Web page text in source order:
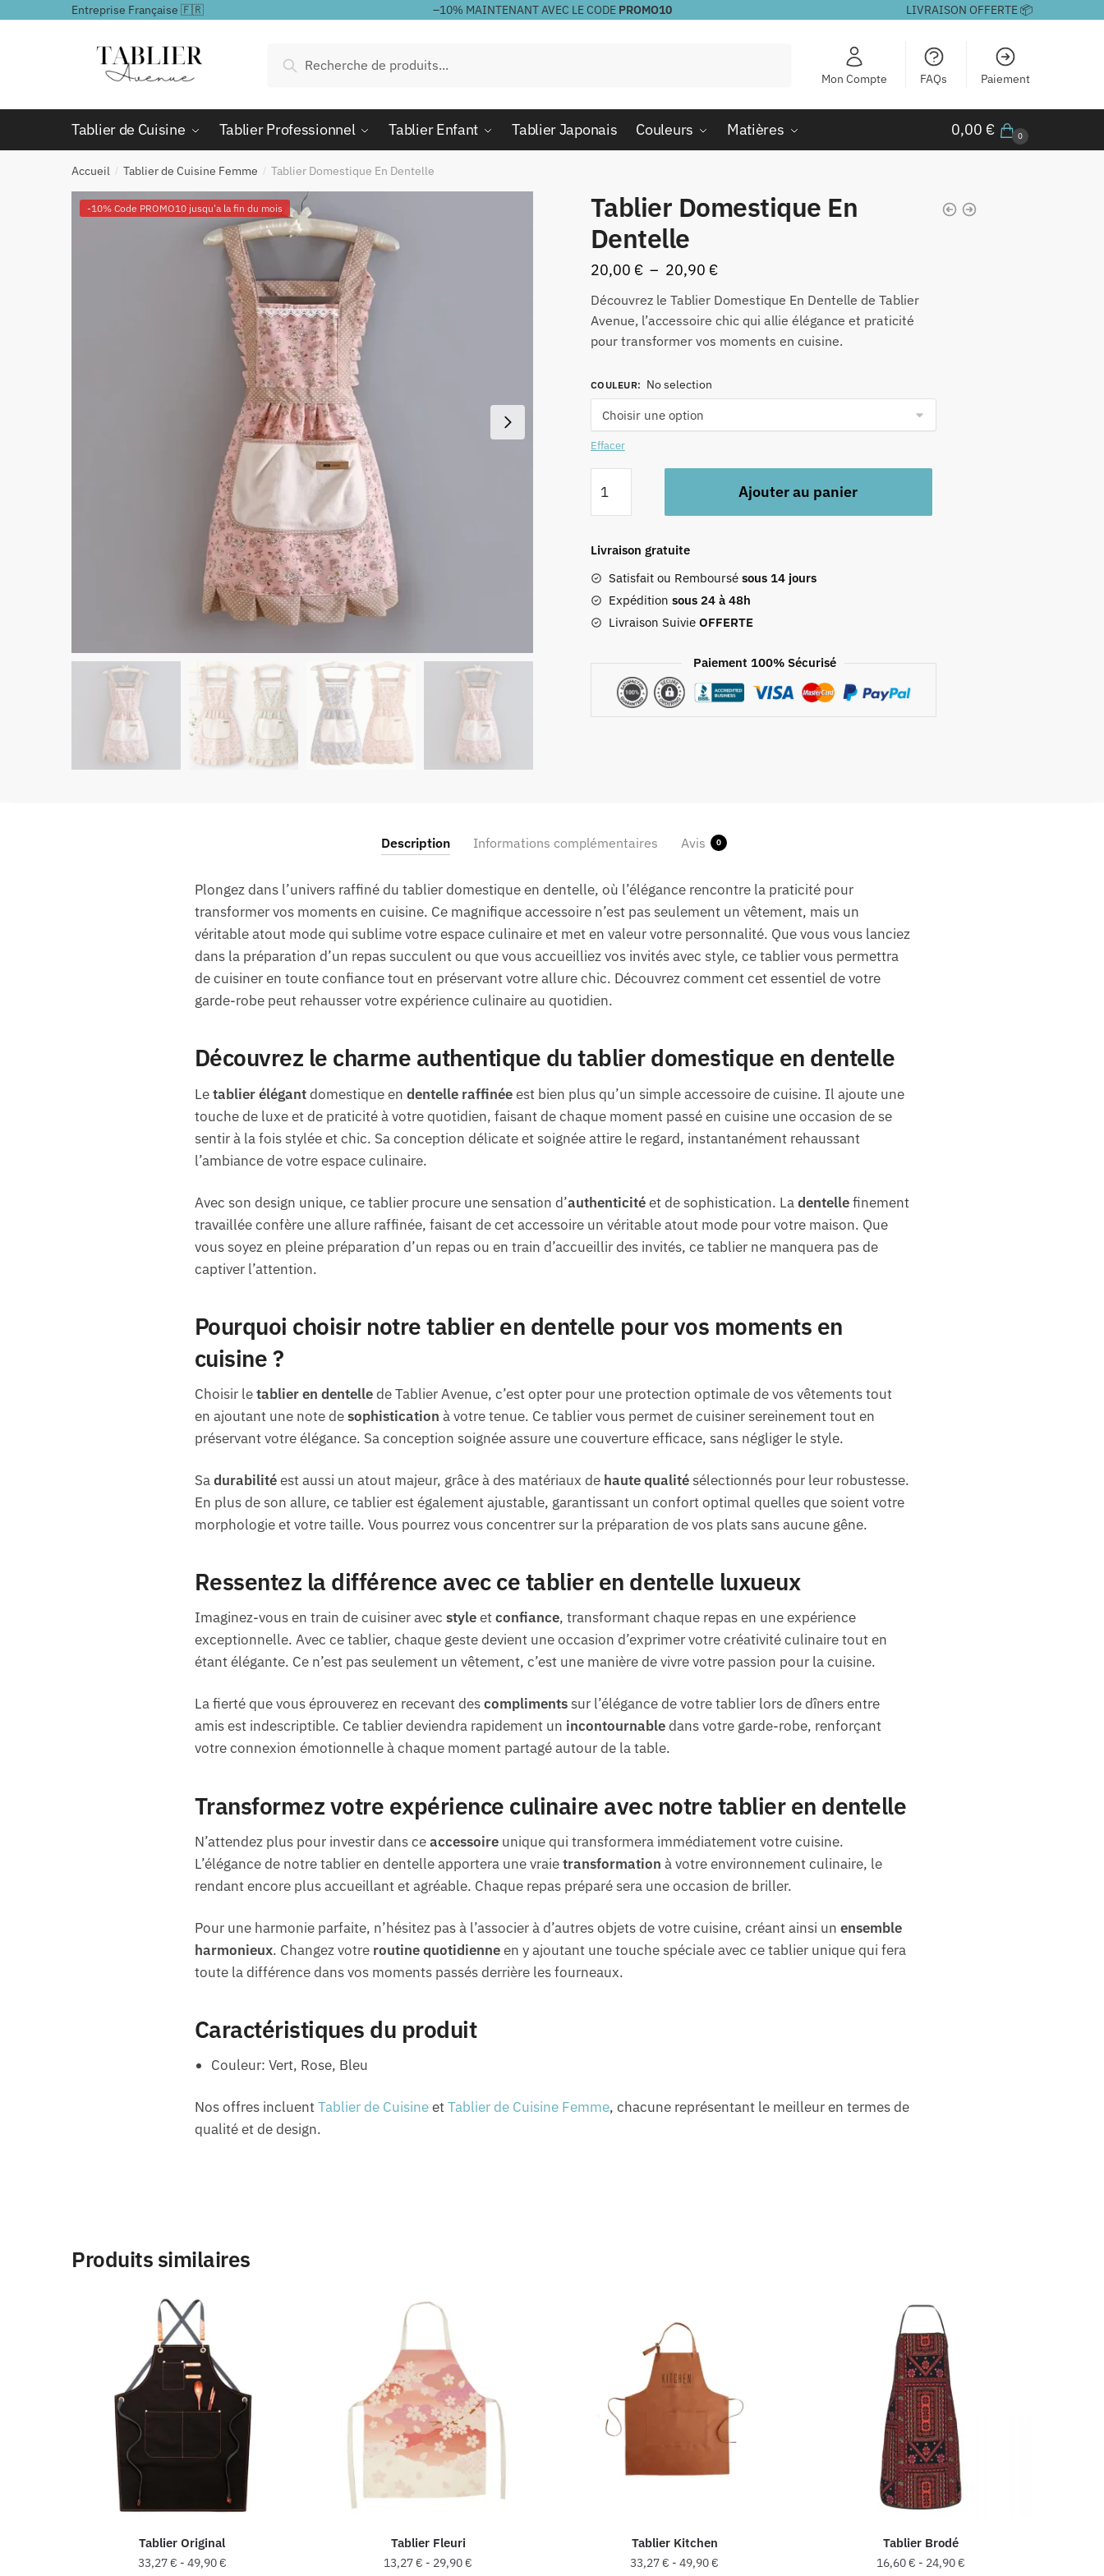
Entreprise Française 🇫🇷 –10% MAINTENANT AVEC LE CODE PROMO10 LIVRAISON OFFERTE 📦
pour :
Recherche
Mon Compte FAQs Paiement
Tablier de Cuisine Tablier Professionnel Tablier Enfant Tablier Japonais Couleurs Matières 0,00 € 0
Accueil / Tablier de Cuisine Femme / Tablier Domestique En Dentelle
-10% Code PROMO10 jusqu'a la fin du mois
Tablier Domestique En
Dentelle
20,00 € – 20,90 €Plage
de
prix :
20,00 €
Découvrez le Tablier Domestique En Dentelle de Tablier
Avenue, l’accessoire chic qui allie élégance et praticité
pour transformer vos moments en cuisine.
COULEUR: No selection
Effacer
de
Tablier
En
Dentelle
Ajouter au panier
Livraison gratuite
Satisfait ou Remboursé sous 14 jours
Expédition sous 24 à 48h
Livraison Suivie OFFERTE
Paiement 100% Sécurisé
Description Informations complémentaires Avis 0
Plongez dans l’univers raffiné du tablier domestique en dentelle, où l’élégance rencontre la praticité pour
transformer vos moments en cuisine. Ce magnifique accessoire n’est pas seulement un vêtement, mais un
véritable atout mode qui sublime votre espace culinaire et met en valeur votre personnalité. Que vous vous lanciez
dans la préparation d’un repas succulent ou que vous accueilliez vos invités avec style, ce tablier vous permettra
de cuisiner en toute confiance tout en préservant votre allure chic. Découvrez comment cet essentiel de votre
garde-robe peut rehausser votre expérience culinaire au quotidien.
Découvrez le charme authentique du tablier domestique en dentelle
Letablier élégantdomestique en dentelle raffinéeest bien plus qu’un simple accessoire de cuisine. Il ajoute une
touche de luxe et de praticité à votre quotidien, faisant de chaque moment passé en cuisine une occasion de se
sentir à la fois stylée et chic. Sa conception délicate et soignée attire le regard, instantanément rehaussant
l’ambiance de votre espace culinaire.
Avec son design unique, ce tablier procure une sensation d’authenticitéet de sophistication. Ladentellefinement
travaillée confère une allure raffinée, faisant de cet accessoire un véritable atout mode pour votre maison. Que
vous soyez en pleine préparation d’un repas ou en train d’accueillir des invités, ce tablier ne manquera pas de
captiver l’attention.
Pourquoi choisir notre tablier en dentelle pour vos moments en
cuisine ?
Choisir letablier en dentellede Tablier Avenue, c’est opter pour une protection optimale de vos vêtements tout
en ajoutant une note desophistication à votre tenue. Ce tablier vous permet de cuisiner sereinement tout en
préservant votre élégance. Sa conception soignée assure une couverture efficace, sans négliger le style.
Sadurabilitéest aussi un atout majeur, grâce à des matériaux de haute qualitésélectionnés pour leur robustesse.
En plus de son allure, ce tablier est également ajustable, garantissant un confort optimal quelles que soient votre
morphologie et votre taille. Vous pourrez vous concentrer sur la préparation de vos plats sans aucune gêne.
Ressentez la différence avec ce tablier en dentelle luxueux
Imaginez-vous en train de cuisiner avec styleetconfiance, transformant chaque repas en une expérience
exceptionnelle. Avec ce tablier, chaque geste devient une occasion d’exprimer votre créativité culinaire tout en
étant élégante. Ce n’est pas seulement un vêtement, c’est une manière de vivre votre passion pour la cuisine.
La fierté que vous éprouverez en recevant descomplimentssur l’élégance de votre tablier lors de dîners entre
amis est indescriptible. Ce tablier deviendra rapidement un incontournabledans votre garde-robe, renforçant
votre connexion émotionnelle à chaque moment partagé autour de la table.
Transformez votre expérience culinaire avec notre tablier en dentelle
N’attendez plus pour investir dans ceaccessoireunique qui transformera immédiatement votre cuisine.
L’élégance de notre tablier en dentelle apportera une vraietransformation à votre environnement culinaire, le
rendant encore plus accueillant et agréable. Chaque repas préparé sera une occasion de briller.
Pour une harmonie parfaite, n’hésitez pas à l’associer à d’autres objets de votre cuisine, créant ainsi un ensemble
harmonieux. Changez votre routine quotidienneen y ajoutant une touche spéciale avec ce tablier unique qui fera
toute la différence dans vos moments passés derrière les fourneaux.
Caractéristiques du produit
Couleur: Vert, Rose, Bleu
Nos offres incluentTablier de CuisineetTablier de Cuisine Femme, chacune représentant le meilleur en termes de
qualité et de design.
Produits similaires
Tablier Original
33,27€ - 49,90€
Tablier Fleuri
13,27€ - 29,90€
Tablier Kitchen
33,27€ -49,90€
Tablier Brodé
16,60€ - 24,90€